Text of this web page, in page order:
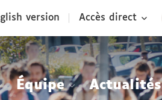
version Accès direct
Équipe Actualités